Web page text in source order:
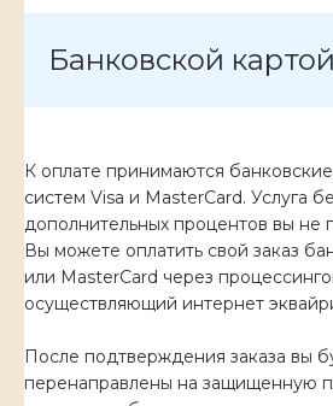
Банковской картой
К оплате принимаются
систем Visa и MasterCard. Услуга
дополнительных процентов вы не
Вы можете оплатить свой заказ
или MasterCard через
осуществляющий интернет
После подтверждения заказа вы
перенаправлены на защищенную